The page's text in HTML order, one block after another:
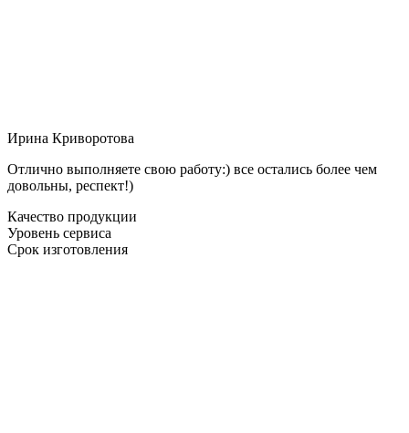
Ирина Криворотова
Отлично выполняете свою работу:) все остались более чем
довольны, респект!)
Качество продукции
Уровень сервиса
Срок изготовления